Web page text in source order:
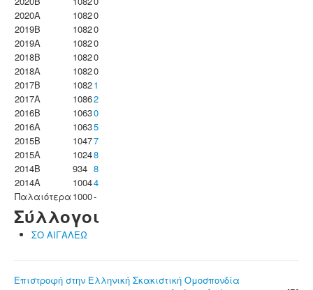
2020A
10820
2019B
10820
2019A
10820
2018B
10820
2018A
10820
2017B
10821
2017A
10862
2016B
10630
2016A
10635
2015B
10477
2015A
10248
2014B
934 8
2014A
10044
Παλαιότερα 1000-
Σύλλογοι
ΣΟ ΑΙΓΑΛΕΩ
Επιστροφή στην Ελληνική Σκακιστική Ομοσπονδία